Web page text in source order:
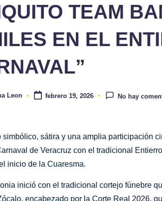
TEAM
EN EL
Leon febrero 19, 2026 No hay
simbólico, sátira y una amplia participación
de Veracruz con el tradicional
inicio de la Cuaresma.
inició con el tradicional cortejo fúnebre
encabezado por la Corte Real 2026,